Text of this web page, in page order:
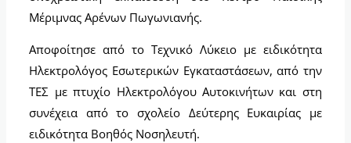
Μέριμνας Αρένων Πωγωνιανής.
Αποφοίτησε από το Τεχνικό Λύκειο με ειδικότητα
Ηλεκτρολόγος Εσωτερικών Εγκαταστάσεων, από την
ΤΕΣ με πτυχίο Ηλεκτρολόγου Αυτοκινήτων και στη
συνέχεια από το σχολείο Δεύτερης Ευκαιρίας με
ειδικότητα Βοηθός Νοσηλευτή.